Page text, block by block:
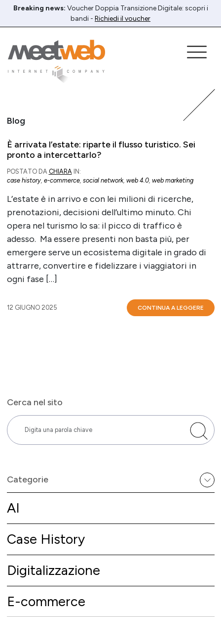
Breaking news: Voucher Doppia Transizione Digitale: scopri i
bandi - Richiedi il voucher
Cerca nel sito
Categorie
AI
Case History
Digitalizzazione
E-commerce
Blog
È arrivata l’estate: riparte il flusso turistico. Sei
pronto a intercettarlo?
POSTATO DA CHIARAIN:
case history, e-commerce, social network, web 4.0, web marketing
L’estate è in arrivo e con lei milioni di ricerche,
prenotazioni, decisioni dell’ultimo minuto. Chi
opera nel turismo lo sa: il picco di traffico è
adesso. Ma essere presenti non basta più, per
emergere serve un ecosistema digitale in grado di
attrarre, convertire e fidelizzare i viaggiatori in
ogni fase […]
12 GIUGNO 2025 CONTINUA A LEGGERE